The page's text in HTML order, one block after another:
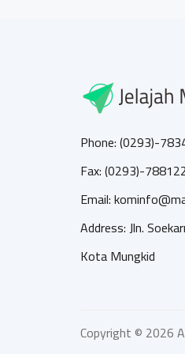
Phone: (0293)-
Fax: (0293)-
Email:
Address: Jln.
Kota Mungkid
Copyright © 2026